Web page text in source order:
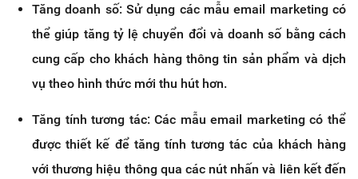
Tăng doanh số: Sử dụng các mẫu email marketing có
thể giúp tăng tỷ lệ chuyển đổi và doanh số bằng cách
cung cấp cho khách hàng thông tin sản phẩm và dịch
vụ theo hình thức mới thu hút hơn.
Tăng tính tương tác: Các mẫu email marketing có thể
được thiết kế để tăng tính tương tác của khách hàng
với thương hiệu thông qua các nút nhấn và liên kết đến